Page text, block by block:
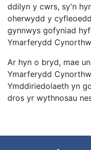
ddilyn y cwrs, sy'n
oherwydd y
gynnwys gofyniad
Ymarferydd
Ar hyn o bryd, mae
Ymarferydd
Ymddiriedolaeth yn
dros yr wythnosau